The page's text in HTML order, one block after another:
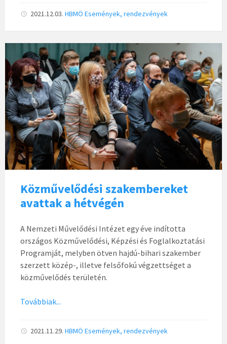
2021.12.03. HBMÖ Események, rendezvények
Közművelődési szakembereket
avattak a hétvégén
A Nemzeti Művelődési Intézet egy éve indította
országos Közművelődési, Képzési és Foglalkoztatási
Programját, melyben ötven hajdú-bihari szakember
szerzett közép-, illetve felsőfokú végzettséget a
közművelődés területén.
Továbbiak...
2021.11.29. HBMÖ Események, rendezvények